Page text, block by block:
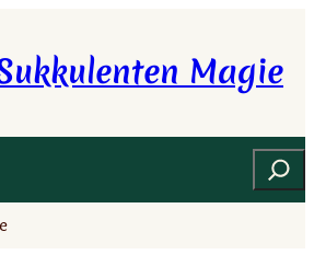
Magie
Suchen